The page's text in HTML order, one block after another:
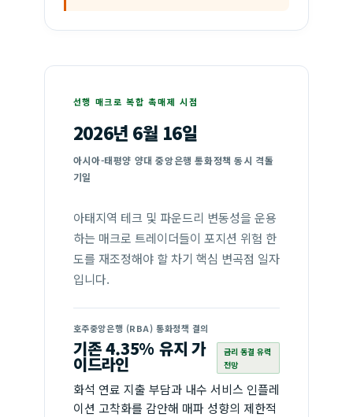
선행 매크로 복합 촉매제 시점
2026년 6월 16일
아시아-태평양 양대 중앙은행 통화정책 동시 격돌
기일
아태지역 테크 및 파운드리 변동성을 운용
하는 매크로 트레이더들이 포지션 위험 한
도를 재조정해야 할 차기 핵심 변곡점 일자
입니다.
호주중앙은행 (RBA) 통화정책 결의
기존 4.35% 유지 가
이드라인
금리 동결 유력
전망
화석 연료 지출 부담과 내수 서비스 인플레
이션 고착화를 감안해 매파 성향의 제한적